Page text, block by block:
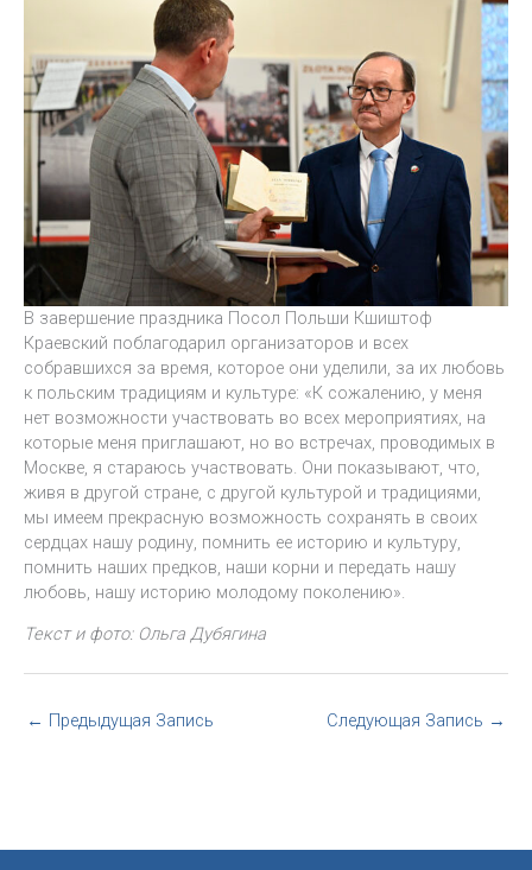
В завершение праздника Посол Польши Кшиштоф
Краевский поблагодарил организаторов и всех
собравшихся за время, которое они уделили, за их любовь
к польским традициям и культуре: «К сожалению, у меня
нет возможности участвовать во всех мероприятиях, на
которые меня приглашают, но во встречах, проводимых в
Москве, я стараюсь участвовать. Они показывают, что,
живя в другой стране, с другой культурой и традициями,
мы имеем прекрасную возможность сохранять в своих
сердцах нашу родину, помнить ее историю и культуру,
помнить наших предков, наши корни и передать нашу
любовь, нашу историю молодому поколению».
Текст и фото: Ольга Дубягина
← Предыдущая Запись Следующая Запись →